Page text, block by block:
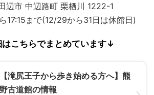
市 中辺路町 栗栖川 1222-1
17:15まで(12/29から31日は休館日)
こちらでまとめています↓
【滝尻王子から歩き始める方へ】熊
野古道館の情報